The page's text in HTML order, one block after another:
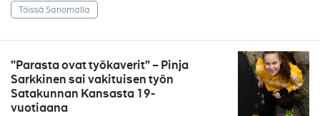
Töissä Sanomalla
”Parasta ovat työkaverit” – Pinja
Sarkkinen sai vakituisen työn
Satakunnan Kansasta 19-
vuotiaana